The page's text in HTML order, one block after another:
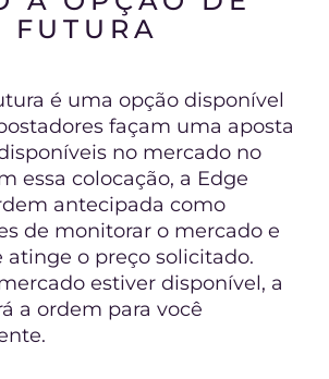
FUTURA
é uma opção disponível
façam uma aposta
no mercado no
essa colocação, a Edge
antecipada como
de monitorar o mercado e
atinge o preço solicitado.
estiver disponível, a
a ordem para você